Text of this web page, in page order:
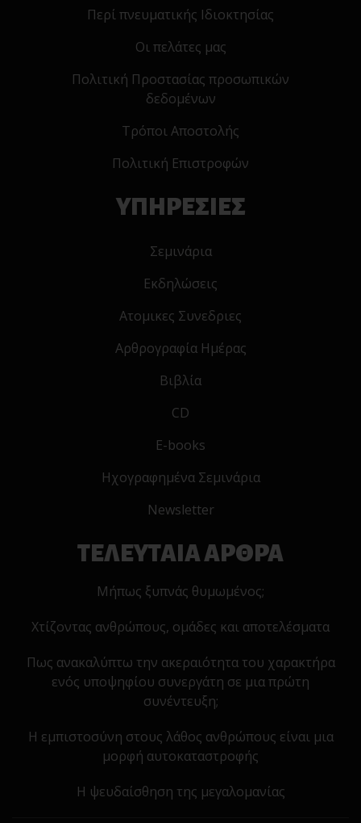
Περί πνευματικής Ιδιοκτησίας
Οι πελάτες μας
Πολιτική Προστασίας προσωπικών
δεδομένων
Τρόποι Αποστολής
Πολιτική Επιστροφών
ΥΠΗΡΕΣΙΕΣ
Σεμινάρια
Εκδηλώσεις
Ατομικες Συνεδριες
Αρθρογραφία Ημέρας
Βιβλία
CD
E-books
Ηχογραφημένα Σεμινάρια
Newsletter
ΤΕΛΕΥΤΑΙΑ ΑΡΘΡΑ
Μήπως ξυπνάς θυμωμένος;
Χτίζοντας ανθρώπους, ομάδες και αποτελέσματα
Πως ανακαλύπτω την ακεραιότητα του χαρακτήρα
ενός υποψηφίου συνεργάτη σε μια πρώτη
συνέντευξη;
Η εμπιστοσύνη στους λάθος ανθρώπους είναι μια
μορφή αυτοκαταστροφής
Η ψευδαίσθηση της μεγαλομανίας